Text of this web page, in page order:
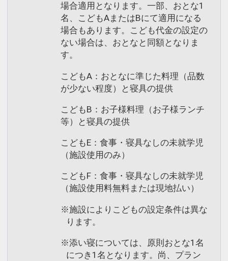
場合適用となります。一部、おとな1
名、こどもAまたはBにて適用になる
場合もあります。こども代金の設定の
ない場合は、おとなと同額となりま
す。
こどもA：おとなに準じた料理（品数
が少ない程度）と寝具の提供
こどもB：お子様料理（お子様ランチ
等）と寝具の提供
こどもE：食事・寝具なしの未就学児
（施設使用のみ）
こどもF：食事・寝具なしの未就学児
（施設使用料無料または現地払い）
※施設によりこどもの設定条件は異な
ります。
※添い寝については、原則おとな1名
につき1名となります。尚、プラン